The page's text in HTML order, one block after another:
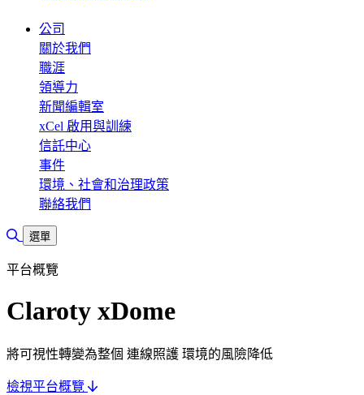
公司
關於我們
職涯
領導力
新聞編輯室
xCel 啟用與訓練
信託中心
事件
環境、社會和治理政策
聯絡我們
切換搜尋
選單
平台概覽
Claroty xDome
將可視性轉變為整個 連線照護 環境的風險降低
檢視平台概覽